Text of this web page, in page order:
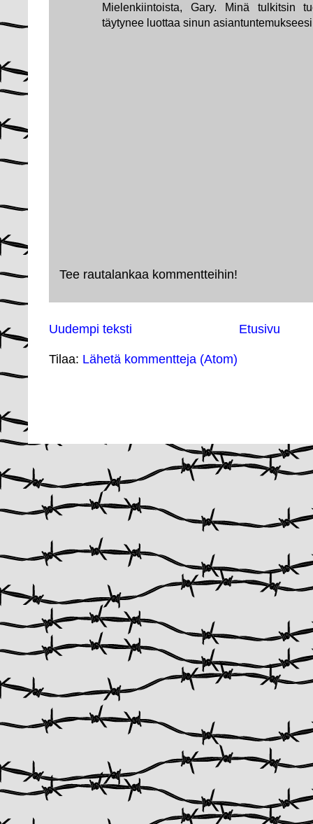
Mielenkiintoista, Gary. Minä tulkitsin
täytynee luottaa sinun
Tee rautalankaa kommentteihin!
Uudempi teksti Etusivu
Tilaa: Lähetä kommentteja (Atom)